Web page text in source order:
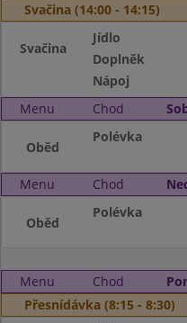
Svačina (14:00 - 14:15)
Svačina
Jídlo
Doplněk
Nápoj
Menu
Chod
Oběd
Polévka
Menu Chod
Oběd
Polévka
Menu Chod
Přesnídávka (8:15 - 8:30)